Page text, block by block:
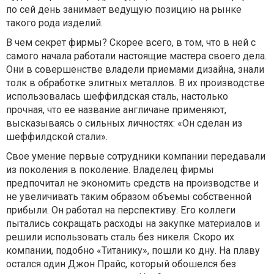
по сей день занимает ведущую позицию на рынке
такого рода изделий.
В чем секрет фирмы? Скорее всего, в том, что в ней с
самого начала работали настоящие мастера своего дела.
Они в совершенстве владели приемами дизайна, знали
толк в обработке элитных металлов. В их производстве
использовалась шеффилдская сталь, настолько
прочная, что ее название англичане применяют,
высказываясь о сильных личностях: «Он сделан из
шеффилдской стали».
Свое умение первые сотрудники компании передавали
из поколения в поколение. Владелец фирмы
предпочитал не экономить средств на производстве и
не увеличивать таким образом объемы собственной
прибыли. Он работал на перспективу. Его коллеги
пытались сокращать расходы на закупке материалов и
решили использовать сталь без никеля. Скоро их
компании, подобно «Титанику», пошли ко дну. На плаву
остался один Джон Прайс, который обошелся без